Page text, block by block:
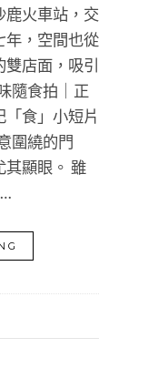
鹿火車站，交
年，空間也從
店面，吸引
隨食拍｜正
食」小短片
圍繞的門
其顯眼。 雖